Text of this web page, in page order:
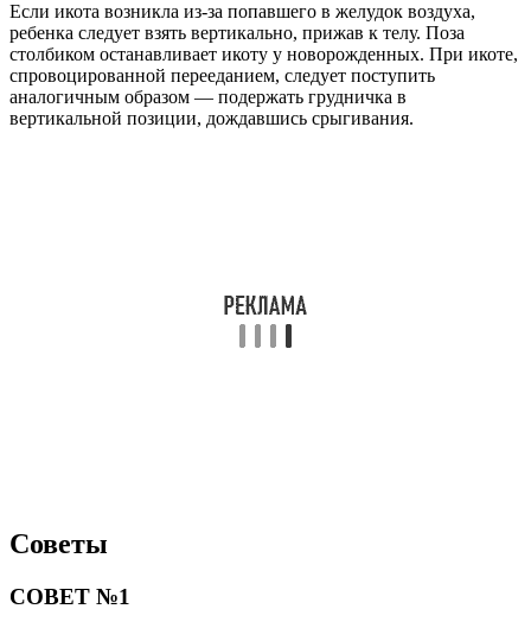
Если икота возникла из-за попавшего в желудок воздуха,
ребенка следует взять вертикально, прижав к телу. Поза
столбиком останавливает икоту у новорожденных. При икоте,
спровоцированной перееданием, следует поступить
аналогичным образом — подержать грудничка в
вертикальной позиции, дождавшись срыгивания.
Советы
СОВЕТ №1